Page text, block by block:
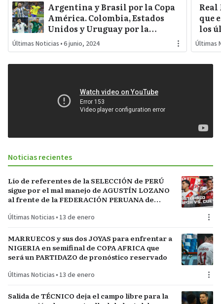
Argentina y Brasil por la Copa
América. Colombia, Estados
Unidos y Uruguay por la
sorpresa. Paraguay y Perú
darán pelea…
Últimas Noticias •6 junio, 2024
que
los
Últimas
Noticias recientes
Lío de referentes de la SELECCIÓN de PERÚ
sigue por el mal manejo de AGUSTÍN LOZANO
al frente de la FEDERACIÓN PERUANA de
Últimas Noticias • 13 de enero
MARRUECOS y sus dos JOYAS para enfrentar a
NIGERIA en semifinal de COPA AFRICA que
será un PARTIDAZO de pronóstico reservado
Últimas Noticias • 13 de enero
Salida de TÉCNICO deja el campo libre para la